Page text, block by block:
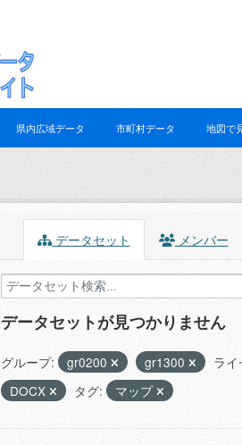
県内広域データ 市町村データ 地図で
データセット メンバー
データセットが見つかりません
グループ: gr0200 gr1300 ライ
DOCX
タグ: マップ